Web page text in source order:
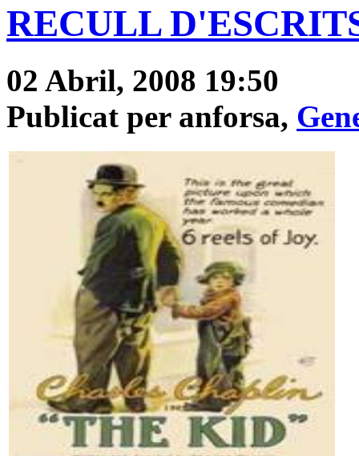
RECULL
02 Abril, 2008 19:50
Publicat per anforsa,